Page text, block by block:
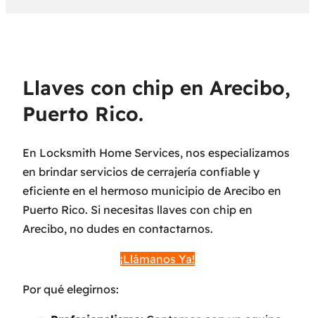
Llaves con chip en Arecibo,
Puerto Rico.
En Locksmith Home Services, nos especializamos
en brindar servicios de cerrajería confiable y
eficiente en el hermoso municipio de Arecibo en
Puerto Rico. Si necesitas llaves con chip en
Arecibo, no dudes en contactarnos.
¡Llámanos Ya!
Por qué elegirnos: